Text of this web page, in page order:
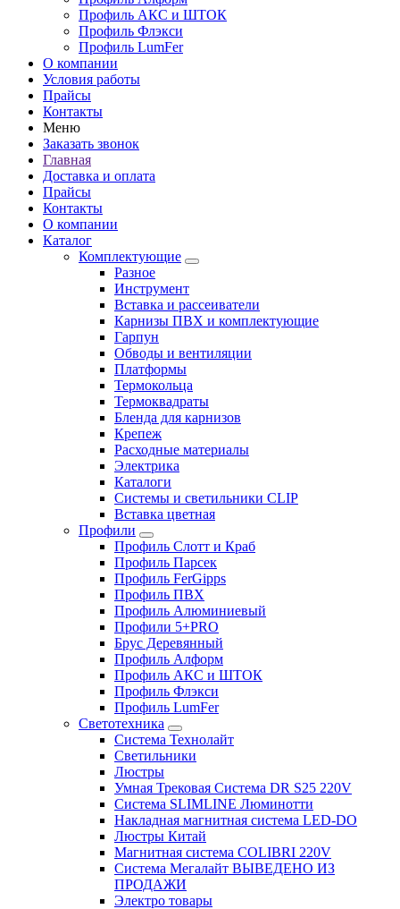
Профиль АКС и ШТОК
Профиль Флэкси
Профиль LumFer
О компании
Условия работы
Прайсы
Контакты
Меню
Заказать звонок
Главная
Доставка и оплата
Прайсы
Контакты
О компании
Каталог
Комплектующие
Разное
Инструмент
Вставка и рассеиватели
Карнизы ПВХ и комплектующие
Гарпун
Обводы и вентиляции
Платформы
Термокольца
Термоквадраты
Бленда для карнизов
Крепеж
Расходные материалы
Электрика
Каталоги
Системы и светильники CLIP
Вставка цветная
Профили
Профиль Слотт и Краб
Профиль Парсек
Профиль FerGipps
Профиль ПВХ
Профиль Алюминиевый
Профили 5+PRO
Брус Деревянный
Профиль Алформ
Профиль АКС и ШТОК
Профиль Флэкси
Профиль LumFer
Светотехника
Система Технолайт
Светильники
Люстры
Умная Трековая Система DR S25 220V
Система SLIMLINE Люминотти
Накладная магнитная система LED-DO
Люстры Китай
Магнитная система COLIBRI 220V
Система Мегалайт ВЫВЕДЕНО ИЗ
ПРОДАЖИ
Электро товары